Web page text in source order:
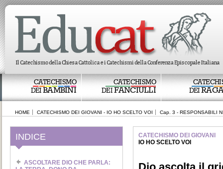
CATECHISMO
DEIBAMBINI
CATECHISMO
DEIFANCIULLI
DEI
HOME CATECHISMO DEI GIOVANI - IO HO SCELTO VOI Cap. 3 - RESPONSABILI
INDICE
ASCOLTARE DIO CHE PARLA:
CATECHISMO DEI GIOVANI
IO HO SCELTO VOI